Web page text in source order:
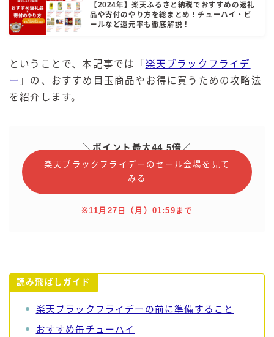
クリアクーラー
FRUITZER (フルーツァー）
濃いめのレモンサワー
三ツ星グレフルサワー
男梅サワー
キレートレモンサワー
愛のスコールホワイトサワー
宝焼酎のお茶割りシリーズ
極上レモンサワー
極上フルーツサワー
【2024年】楽天ふるさと納税でおすすめの返礼
品や寄付のやり方を総まとめ！チューハイ・ビ
ールなど還元率も徹底解説！
ということで、本記事では「 楽天ブラックフライデ
ー 」の、おすすめ目玉商品やお得に買うための攻略法
を紹介します。
＼ポイント最大44.5倍／
楽天ブラックフライデーのセール会場を見て
みる
※11月27日（月）01:59まで
読み飛ばしガイド
楽天ブラックフライデーの前に準備すること
おすすめ缶チューハイ